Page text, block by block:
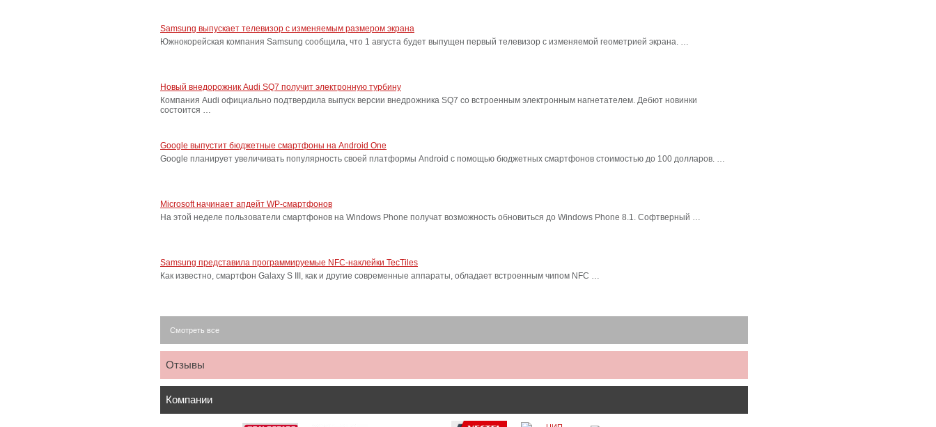
Samsung выпускает телевизор с изменяемым размером экрана
Южнокорейская компания Samsung сообщила, что 1 августа будет выпущен первый телевизор с изменяемой геометрией экрана. …
Новый внедорожник Audi SQ7 получит электронную турбину
Компания Audi официально подтвердила выпуск версии внедрожника SQ7 со встроенным электронным нагнетателем. Дебют новинки
состоится …
Google выпустит бюджетные смартфоны на Android One
Google планирует увеличивать популярность своей платформы Android с помощью бюджетных смартфонов стоимостью до 100 долларов. …
Microsoft начинает апдейт WP-смартфонов
На этой неделе пользователи смартфонов на Windows Phone получат возможность обновиться до Windows Phone 8.1. Софтверный …
Samsung представила программируемые NFC-наклейки TecTiles
Как известно, смартфон Galaxy S III, как и другие современные аппараты, обладает встроенным чипом NFC …
Смотреть все
Отзывы
Компании